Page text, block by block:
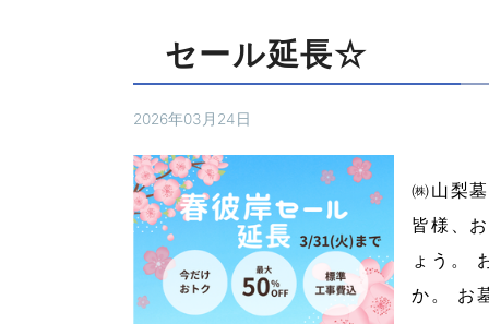
セール延長☆
2026年03月24日
㈱山梨
皆様、
ょう。
か。 お